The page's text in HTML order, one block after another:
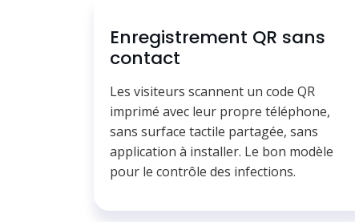
Enregistrement QR sans
contact
Les visiteurs scannent un code QR
imprimé avec leur propre téléphone,
sans surface tactile partagée, sans
application à installer. Le bon modèle
pour le contrôle des infections.